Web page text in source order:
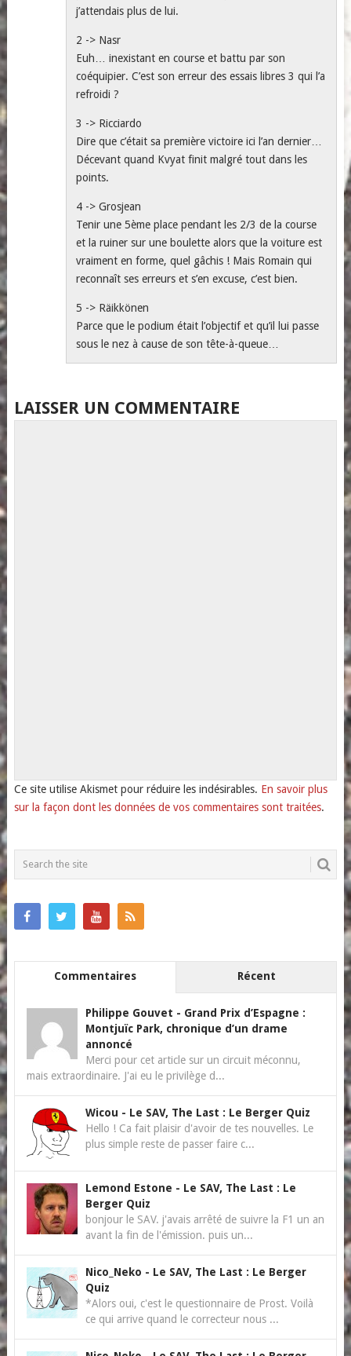
j’attendais plus de lui.
2 -> Nasr
Euh… inexistant en course et battu par son
coéquipier. C’est son erreur des essais libres 3 qui l’a
refroidi ?
3 -> Ricciardo
Dire que c’était sa première victoire ici l’an dernier…
Décevant quand Kvyat finit malgré tout dans les
points.
4 -> Grosjean
Tenir une 5ème place pendant les 2/3 de la course
et la ruiner sur une boulette alors que la voiture est
vraiment en forme, quel gâchis ! Mais Romain qui
reconnaît ses erreurs et s’en excuse, c’est bien.
5 -> Räikkönen
Parce que le podium était l’objectif et qu’il lui passe
sous le nez à cause de son tête-à-queue…
LAISSER UN COMMENTAIRE
Ce site utilise Akismet pour réduire les indésirables. En savoir plus
sur la façon dont les données de vos commentaires sont traitées.
Commentaires Récent
Philippe Gouvet - Grand Prix d’Espagne :
Montjuïc Park, chronique d’un drame
annoncé
Merci pour cet article sur un circuit méconnu,
mais extraordinaire. J'ai eu le privilège d...
Wicou - Le SAV, The Last : Le Berger Quiz
Hello ! Ca fait plaisir d'avoir de tes nouvelles. Le
plus simple reste de passer faire c...
Lemond Estone - Le SAV, The Last : Le
Berger Quiz
bonjour le SAV. j'avais arrêté de suivre la F1 un an
avant la fin de l'émission. puis un...
Nico_Neko - Le SAV, The Last : Le Berger
Quiz
*Alors oui, c'est le questionnaire de Prost. Voilà
ce qui arrive quand le correcteur nous ...